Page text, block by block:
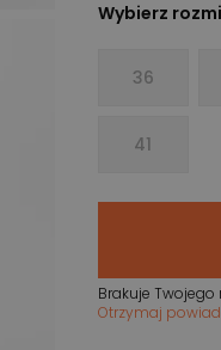
Wybierz
36
41
Brakuje Twojego
Otrzymaj